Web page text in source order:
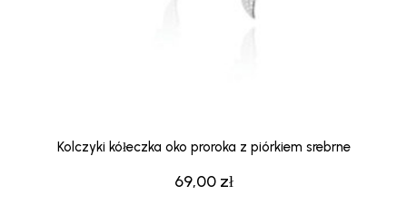
69,00 zł
Kolczyki kółeczka oko proroka z piórkiem srebrne